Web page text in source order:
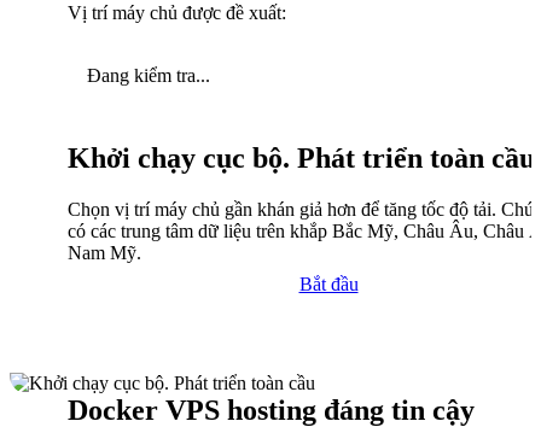
Vị trí máy chủ được đề xuất:
Đang kiểm tra...
Khởi chạy cục bộ. Phát triển toàn cầu
Chọn vị trí máy chủ gần khán giả hơn để tăng tốc độ tải.
có các trung tâm dữ liệu trên khắp Bắc Mỹ, Châu Âu, Châu
Nam Mỹ.
Bắt đầu
Docker VPS hosting đáng tin cậy